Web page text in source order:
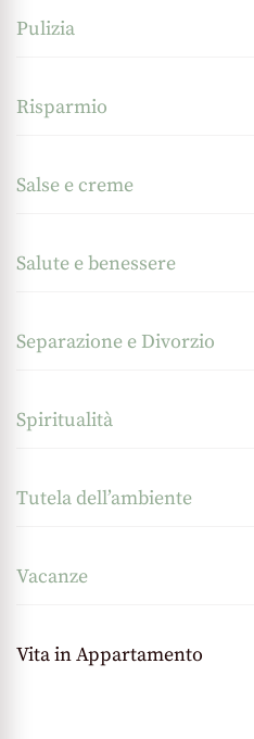
Pulizia
Risparmio
Salse e creme
Salute e benessere
Separazione e Divorzio
Spiritualità
Tutela dell’ambiente
Vacanze
Vita in Appartamento